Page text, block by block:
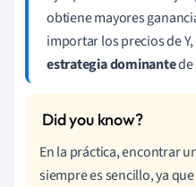
obtiene mayores
importar los precios de
estrategia dominantede
En la práctica, encontrar
siempre es sencillo, ya